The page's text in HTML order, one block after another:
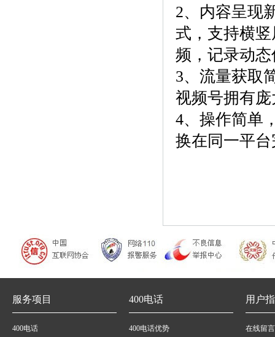
2、内容呈现
式，支持横
频，记录动
3、流量获取
视频号拥有
4、操作简单
换在同一平
服务项目
400电话
400电话
400电话优势
用户
在线留言